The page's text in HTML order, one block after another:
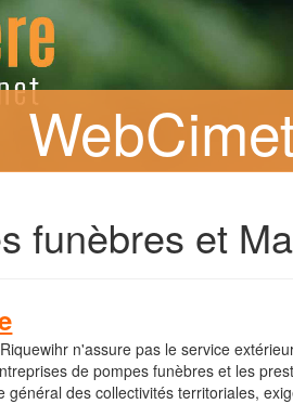
funèbres et
n'assure pas le service
de pompes funèbres et les
général des collectivités territoriales,